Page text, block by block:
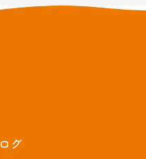
グ